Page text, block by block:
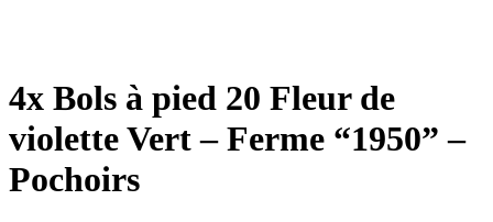
4x Bols à pied 20 Fleur de
violette Vert – Ferme “1950” –
Pochoirs